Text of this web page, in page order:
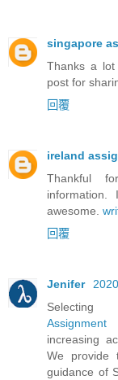
singapore
Thanks a
post for
回覆
ireland
Thankful
awesome.
回覆
Jenifer
Selecting
Assignment
increasing
We provide
guidance of